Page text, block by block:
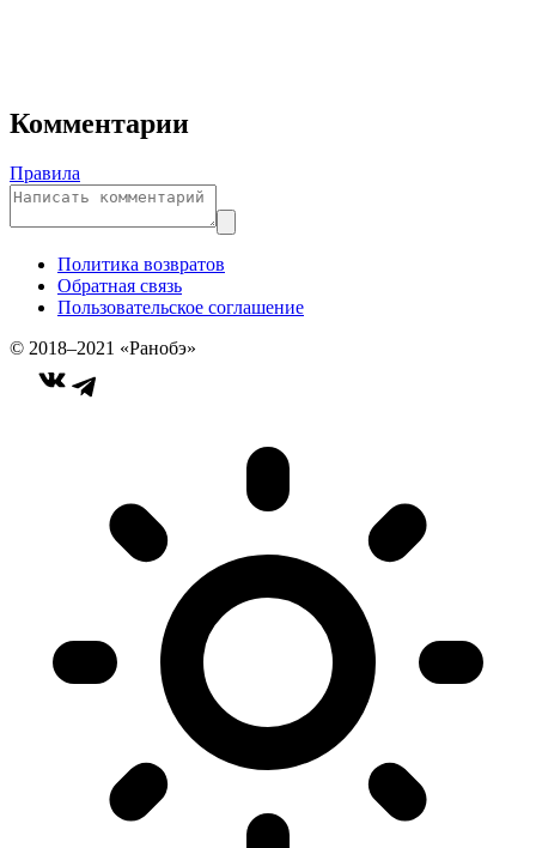
Комментарии
Правила
Политика возвратов
Обратная связь
Пользовательское соглашение
© 2018–2021 «Ранобэ»